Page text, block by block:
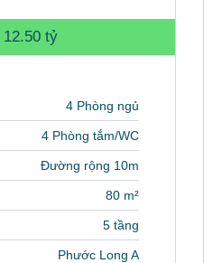
12.50 tỷ
4 Phòng ngủ
4 Phòng tắm/WC
Đường rộng 10m
80 m²
5 tầng
Phước Long A